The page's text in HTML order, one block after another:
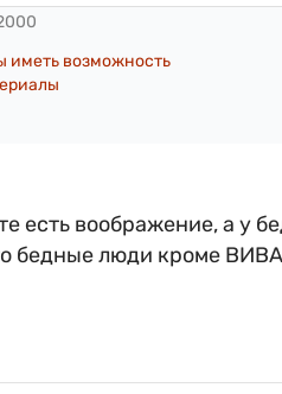
иметь возможность
есть воображение, а у
бедные люди кроме